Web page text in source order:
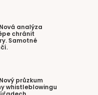
analýza
chránit
Samotné
průzkum
whistleblowingu